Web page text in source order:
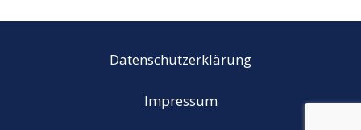
Datenschutzerklärung
Impressum